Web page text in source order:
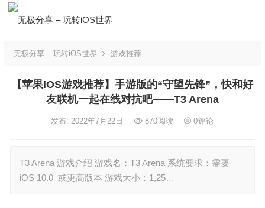
无极分享 – 玩转iOS世界 游戏推荐
【苹果IOS游戏推荐】手游版的“守望先锋”，快和好
友联机一起在线对抗吧——T3 Arena
发布: 2022年7月22日 870阅读 0评论
T3 Arena 游戏介绍 游戏名：T3 Arena 系统要求：需要
iOS 10.0 或更高版本 游戏大小：1,25…